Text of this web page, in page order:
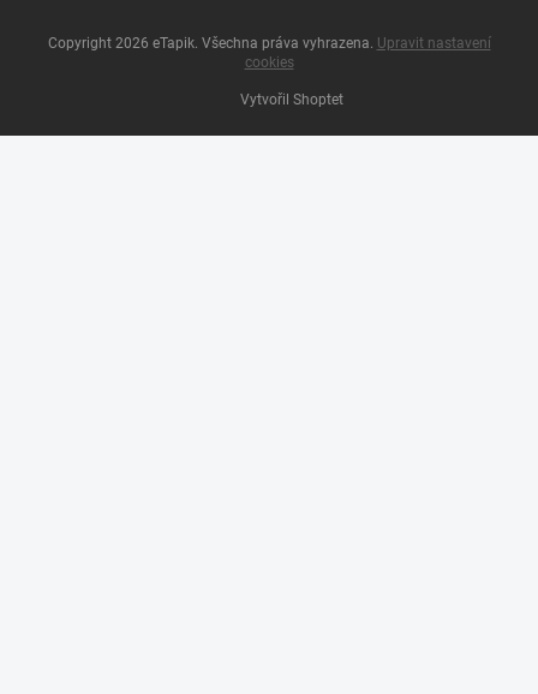
Vytvořil Shoptet
Copyright 2026 eTapik. Všechna práva vyhrazena. Upravit nastavení
cookies